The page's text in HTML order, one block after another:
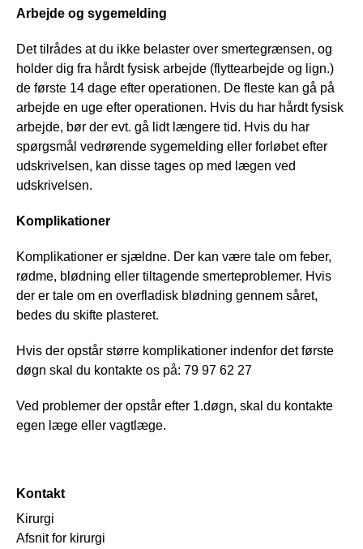
Arbejde og sygemelding
Det tilrådes at du ikke belaster over smertegrænsen, og
holder dig fra hårdt fysisk arbejde (flyttearbejde og lign.)
de første 14 dage efter operationen. De fleste kan gå på
arbejde en uge efter operationen. Hvis du har hårdt fysisk
arbejde, bør der evt. gå lidt længere tid. Hvis du har
spørgsmål vedrørende sygemelding eller forløbet efter
udskrivelsen, kan disse tages op med lægen ved
udskrivelsen.
Komplikationer
Komplikationer er sjældne. Der kan være tale om feber,
rødme, blødning eller tiltagende smerteproblemer. Hvis
der er tale om en overfladisk blødning gennem såret,
bedes du skifte plasteret.
Hvis der opstår større komplikationer indenfor det første
døgn skal du kontakte os på: 79 97 62 27
Ved problemer der opstår efter 1.døgn, skal du kontakte
egen læge eller vagtlæge.
Kontakt
Kirurgi
Afsnit for kirurgi